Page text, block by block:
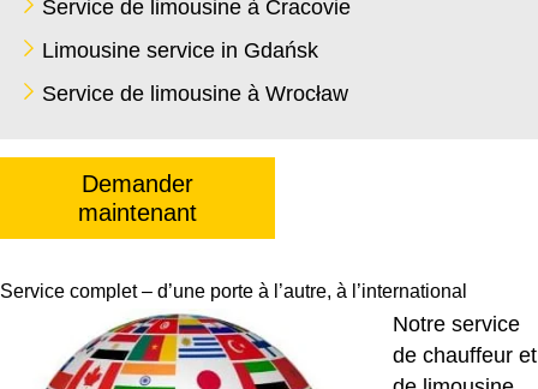
Service de limousine à Cracovie
Limousine service in Gdańsk
Service de limousine à Wrocław
Demander
maintenant
Service complet – d’une porte à l’autre, à l’international
Notre service
de chauffeur et